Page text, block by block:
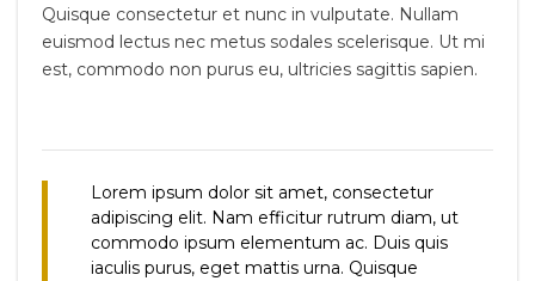
Quisque consectetur et nunc in vulputate. Nullam
euismod lectus nec metus sodales scelerisque. Ut mi
est, commodo non purus eu, ultricies sagittis sapien.
Lorem ipsum dolor sit amet, consectetur
adipiscing elit. Nam efficitur rutrum diam, ut
commodo ipsum elementum ac. Duis quis
iaculis purus, eget mattis urna. Quisque